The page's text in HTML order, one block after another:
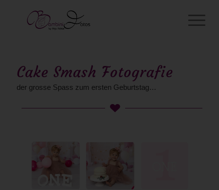
Cake Smash Fotografie
der grosse Spass zum ersten Geburtstag…